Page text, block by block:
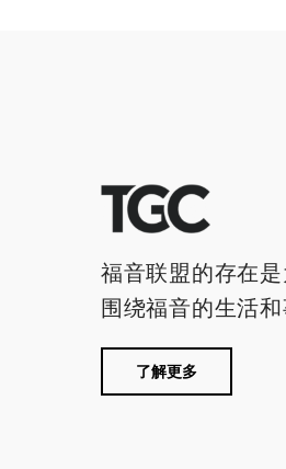
福音联盟的存在
围绕福音的生活和
了解更多